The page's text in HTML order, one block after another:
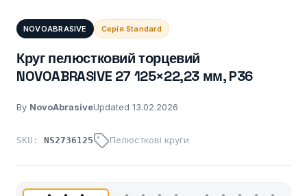
NOVOABRASIVE Серія Standard
Круг пелюстковий торцевий
NOVOABRASIVE 27 125×22,23 мм, P36
By NovoAbrasiveUpdated 13.02.2026
SKU: NS2736125 Пелюсткові круги